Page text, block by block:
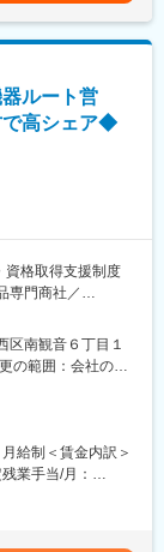
医療・健康分野の
医療機器まで取
客が増える仕組
が可能
となっており、夜
。一次対応はコー
み、夜間出勤を
ことが確認でき
対応を求められ
びテクニカルサ
識はそこまで持
とは土日（当番
センターが行い、
た呼び出し手
かけて育成を行い
のでご安心くだ
ルート営
で高シェア◆
資格取得支援制度
専門商社／
を保持、 岡山県で
工膀胱)用品では
用具などの販売を
門・人工膀胱）関
行っていただき
区南観音６丁目１
の範囲：会社の定
給制＜賃金内訳＞
業手当/月：